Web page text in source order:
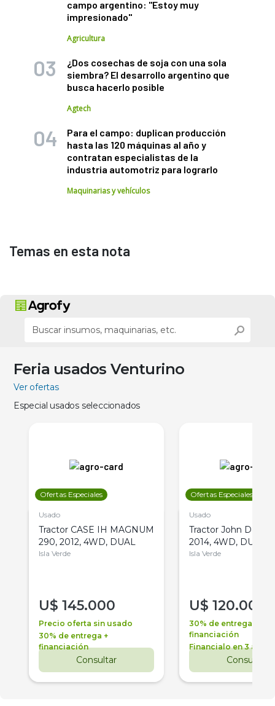
campo argentino: "Estoy muy
impresionado"
Agricultura
¿Dos cosechas de soja con una sola
siembra? El desarrollo argentino que
busca hacerlo posible
Agtech
Para el campo: duplican producción
hasta las 120 máquinas al año y
contratan especialistas de la
industria automotriz para lograrlo
Maquinarias y vehículos
Temas en esta nota
Feria usados Venturino
Ver ofertas
Especial usados seleccionados
Ofertas Especiales
Usado
Tractor CASE IH MAGNUM
290, 2012, 4WD, DUAL
Isla Verde
U$ 145.000
Precio oferta sin usado
30% de entrega +
financiación
Consultar
Ofertas Especiales
Usado
Tractor John Deere
2014, 4WD, DUAL
Isla Verde
U$ 120.000
30% de entrega +
financiación
Financialo en 3 años
Consultar